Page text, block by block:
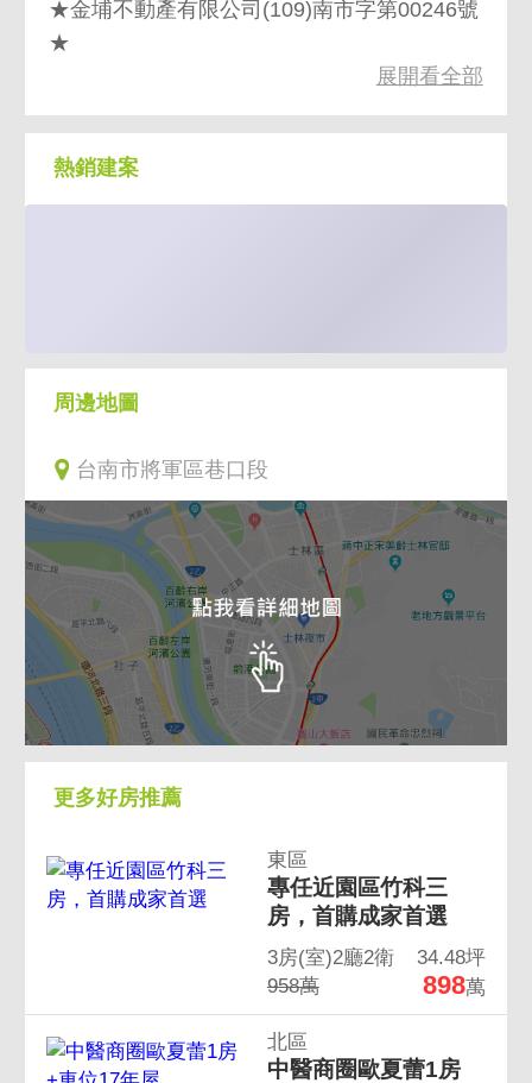
★金埔不動產有限公司(109)南市字第00246號
★
★以上資訊如有錯誤，一律依地政機關鑑界登
記簿謄本為主★
展開看全部
熱銷建案
周邊地圖
台南市將軍區巷口段
更多好房推薦
東區
專任近園區竹科三
房，首購成家首選
3房(室)2廳2衛
34.48坪
958萬
898萬
北區
中醫商圈歐夏蕾1房